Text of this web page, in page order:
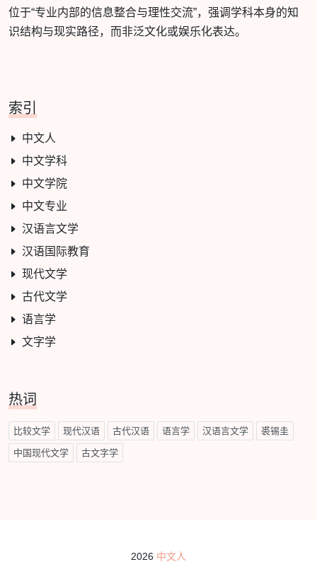
位于“专业内部的信息整合与理性交流”，强调学科本身的知
识结构与现实路径，而非泛文化或娱乐化表达。
索引
中文人
中文学科
中文学院
中文专业
汉语言文学
汉语国际教育
现代文学
古代文学
语言学
文字学
热词
比较文学 现代汉语 古代汉语 语言学 汉语言文学 裘锡圭
中国现代文学 古文字学
2026 中文人